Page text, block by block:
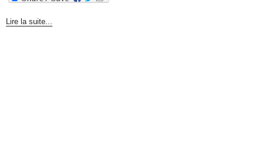
Lire la suite...